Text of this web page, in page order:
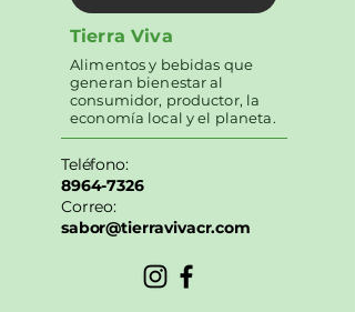
Tierra Viva
Alimentos y bebidas que
generan bienestar al
consumidor, productor, la
economía local y el planeta.
Teléfono:
8964-7326
Correo:
sabor@tierravivacr.com